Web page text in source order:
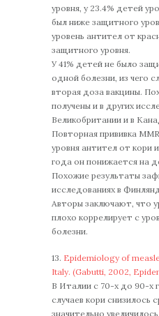
уровня, у 23.4% детей
был ниже защитного
уровень антител от
защитного уровня.
У 41% детей не было
одной болезни, из чего
вторая доза вакцины.
получены и в других
Великобритании и в
Повторная прививка
уровня антител от кори
года он понижается на
Похожие результаты
исследованиях в
Авторы заключают, что
плохо коррелирует с
болезни.
13. Epidemiology of
Italy. (Gabutti, 2002,
В Италии с 70-х до 90-х
случаев кори снизилось
значительно